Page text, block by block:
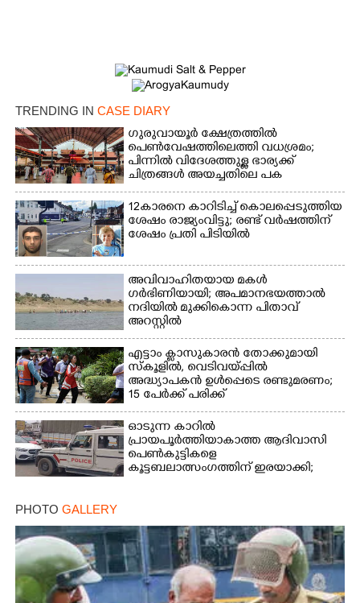
TRENDING IN CASE DIARY
ഗുരുവായൂർ ക്ഷേത്രത്തിൽ
പെൺവേഷത്തിലെത്തി വധശ്രമം;
പിന്നിൽ വിദേശത്തുള്ള ഭാര്യക്ക്
ചിത്രങ്ങൾ അയച്ചതിലെ പക
12കാരനെ കാറിടിച്ച് കൊലപ്പെടുത്തിയ
ശേഷം രാജ്യംവിട്ടു; രണ്ട് വർഷത്തിന്
ശേഷം പ്രതി പിടിയിൽ
അവിവാഹിതയായ മകൾ
ഗർഭിണിയായി; അപമാനഭയത്താൽ
നദിയിൽ മുക്കികൊന്ന പിതാവ്
അറസ്റ്റിൽ
എട്ടാം ക്ളാസുകാരൻ തോക്കുമായി
സ്കൂളിൽ, വെടിവയ്പ്പിൽ
അദ്ധ്യാപകൻ ഉൾപ്പെടെ രണ്ടുമരണം;
15 പേർക്ക് പരിക്ക്
ഓടുന്ന കാറിൽ
പ്രായപൂർത്തിയാകാത്ത ആദിവാസി
പെൺകുട്ടികളെ
കൂട്ടബലാത്സംഗത്തിന് ഇരയാക്കി;
PHOTO GALLERY